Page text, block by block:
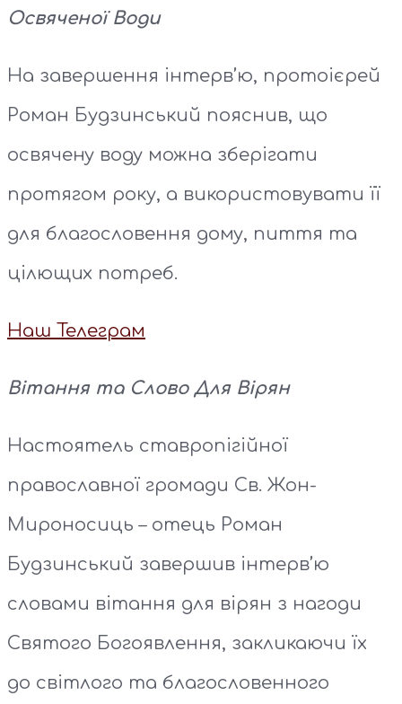
Освяченої Води
На завершення інтерв’ю, протоієрей
Роман Будзинський пояснив, що
освячену воду можна зберігати
протягом року, а використовувати її
для благословення дому, пиття та
цілющих потреб.
Наш Телеграм
Вітання та Слово Для Вірян
Настоятель ставропігійної
православної громади Св. Жон-
Мироносиць – отець Роман
Будзинський завершив інтерв’ю
словами вітання для вірян з нагоди
Святого Богоявлення, закликаючи їх
до світлого та благословенного